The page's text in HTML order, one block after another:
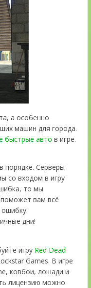
а особенно
машин для города.
быстрые авто в игре.
порядке. Серверы
со входом в игру
то мы
вам всё
ошибку.
дни!
игру Red Dead
Games. В игре
ковбои, лошади и
лицензию можно